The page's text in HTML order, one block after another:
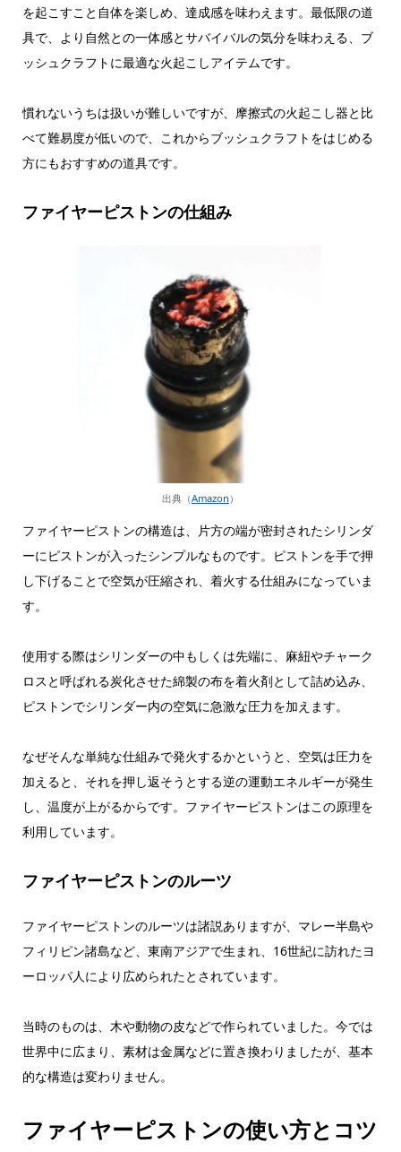
を起こすこと自体を楽しめ、達成感を味わえます。最低限の道
具で、より自然との一体感とサバイバルの気分を味わえる、ブ
ッシュクラフトに最適な火起こしアイテムです。
慣れないうちは扱いが難しいですが、摩擦式の火起こし器と比
べて難易度が低いので、これからブッシュクラフトをはじめる
方にもおすすめの道具です。
ファイヤーピストンの仕組み
出典（Amazon ）
ファイヤーピストンの構造は、片方の端が密封されたシリンダ
ーにピストンが入ったシンプルなものです。ピストンを手で押
し下げることで空気が圧縮され、着火する仕組みになっていま
す。
使用する際はシリンダーの中もしくは先端に、麻紐やチャーク
ロスと呼ばれる炭化させた綿製の布を着火剤として詰め込み、
ピストンでシリンダー内の空気に急激な圧力を加えます。
なぜそんな単純な仕組みで発火するかというと、空気は圧力を
加えると、それを押し返そうとする逆の運動エネルギーが発生
し、温度が上がるからです。ファイヤーピストンはこの原理を
利用しています。
ファイヤーピストンのルーツ
ファイヤーピストンのルーツは諸説ありますが、マレー半島や
フィリピン諸島など、東南アジアで生まれ、16世紀に訪れたヨ
ーロッパ人により広められたとされています。
当時のものは、木や動物の皮などで作られていました。今では
世界中に広まり、素材は金属などに置き換わりましたが、基本
的な構造は変わりません。
ファイヤーピストンの使い方とコツ